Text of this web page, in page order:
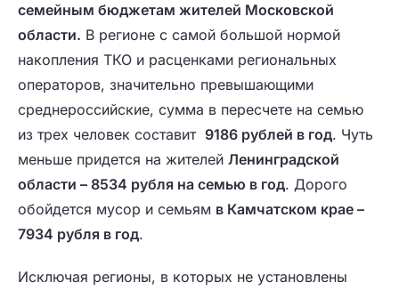
семейным бюджетам жителей Московской
области. В регионе с самой большой нормой
накопления ТКО и расценками региональных
операторов, значительно превышающими
среднероссийские, сумма в пересчете на семью
из трех человек составит 9186 рублей в год. Чуть
меньше придется на жителей Ленинградской
области – 8534 рубля на семью в год. Дорого
обойдется мусор и семьям в Камчатском крае –
7934 рубля в год.
Исключая регионы, в которых не установлены